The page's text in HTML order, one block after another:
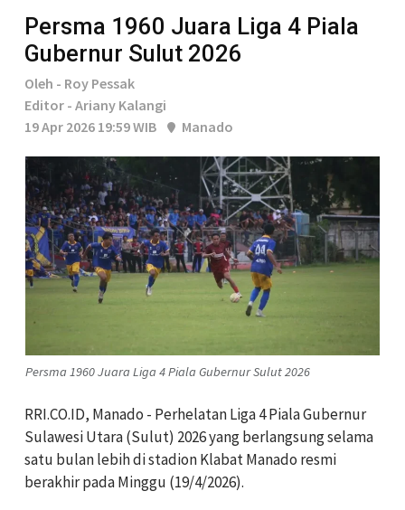
Persma 1960 Juara Liga 4 Piala
Gubernur Sulut 2026
Oleh - Roy Pessak
Editor - Ariany Kalangi
19 Apr 2026 19:59 WIB
Manado
Persma 1960 Juara Liga 4 Piala Gubernur Sulut 2026
RRI.CO.ID, Manado - Perhelatan Liga 4 Piala Gubernur
Sulawesi Utara (Sulut) 2026 yang berlangsung selama
satu bulan lebih di stadion Klabat Manado resmi
berakhir pada Minggu (19/4/2026).